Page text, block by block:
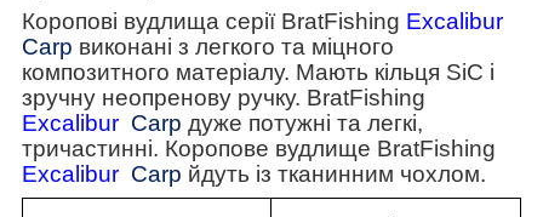
Коропові вудлища серії BratFishing Excalibur
Carp виконані з легкого та міцного
композитного матеріалу. Мають кільця SiC і
зручну неопренову ручку. BratFishing
Excalibur Carp дуже потужні та легкі,
тричастинні. Коропове вудлище BratFishing
Excalibur Carp йдуть із тканинним чохлом.